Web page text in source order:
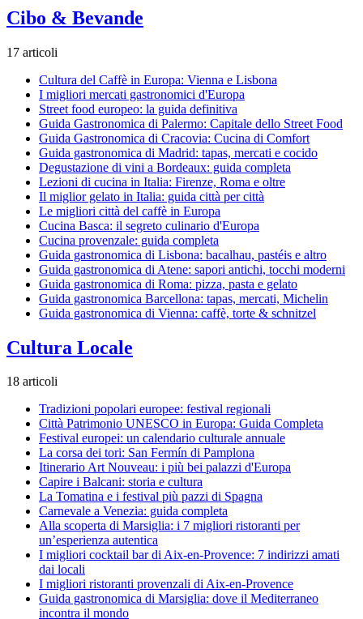
Cibo & Bevande
17 articoli
Cultura del Caffè in Europa: Vienna e Lisbona
I migliori mercati gastronomici d'Europa
Street food europeo: la guida definitiva
Guida Gastronomica di Palermo: Capitale dello Street Food
Guida Gastronomica di Cracovia: Cucina di Comfort
Guida gastronomica di Madrid: tapas, mercati e cocido
Degustazione di vini a Bordeaux: guida completa
Lezioni di cucina in Italia: Firenze, Roma e oltre
Il miglior gelato in Italia: guida città per città
Le migliori città del caffè in Europa
Cucina Basca: il segreto culinario d'Europa
Cucina provenzale: guida completa
Guida gastronomica di Lisbona: bacalhau, pastéis e altro
Guida gastronomica di Atene: sapori antichi, tocchi moderni
Guida gastronomica di Roma: pizza, pasta e gelato
Guida gastronomica Barcellona: tapas, mercati, Michelin
Guida gastronomica di Vienna: caffè, torte & schnitzel
Cultura Locale
18 articoli
Tradizioni popolari europee: festival regionali
Città Patrimonio UNESCO in Europa: Guida Completa
Festival europei: un calendario culturale annuale
La corsa dei tori: San Fermín di Pamplona
Itinerario Art Nouveau: i più bei palazzi d'Europa
Capire i Balcani: storia e cultura
La Tomatina e i festival più pazzi di Spagna
Carnevale a Venezia: guida completa
Alla scoperta di Marsiglia: i 7 migliori ristoranti per
un’esperienza autentica
I migliori cocktail bar di Aix-en-Provence: 7 indirizzi amati
dai locali
I migliori ristoranti provenzali di Aix-en-Provence
Guida gastronomica di Marsiglia: dove il Mediterraneo
incontra il mondo